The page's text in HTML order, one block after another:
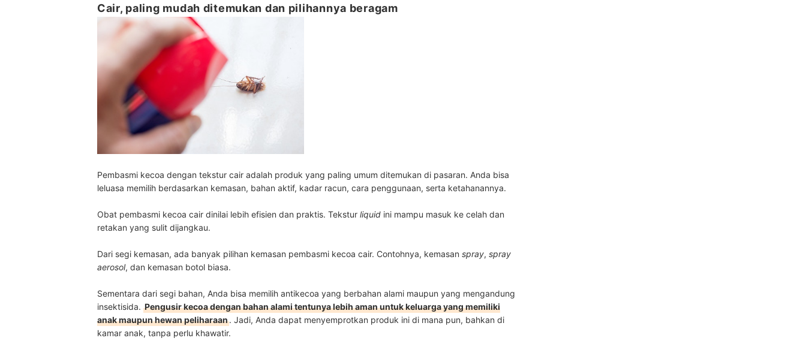
Cair, paling mudah ditemukan dan pilihannya beragam
Pembasmi kecoa dengan tekstur cair adalah produk yang paling umum ditemukan di pasaran. Anda bisa
leluasa memilih berdasarkan kemasan, bahan aktif, kadar racun, cara penggunaan, serta ketahanannya.
Obat pembasmi kecoa cair dinilai lebih efisien dan praktis. Tekstur liquid ini mampu masuk ke celah dan
retakan yang sulit dijangkau.
Dari segi kemasan, ada banyak pilihan kemasan pembasmi kecoa cair. Contohnya, kemasan spray, spray
aerosol, dan kemasan botol biasa.
Sementara dari segi bahan, Anda bisa memilih antikecoa yang berbahan alami maupun yang mengandung
insektisida. Pengusir kecoa dengan bahan alami tentunya lebih aman untuk keluarga yang memiliki
anak maupun hewan peliharaan. Jadi, Anda dapat menyemprotkan produk ini di mana pun, bahkan di
kamar anak, tanpa perlu khawatir.